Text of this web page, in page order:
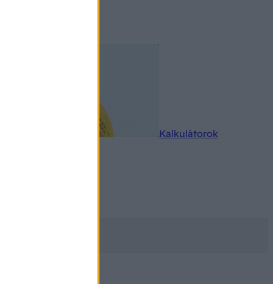
Kalkulátorok